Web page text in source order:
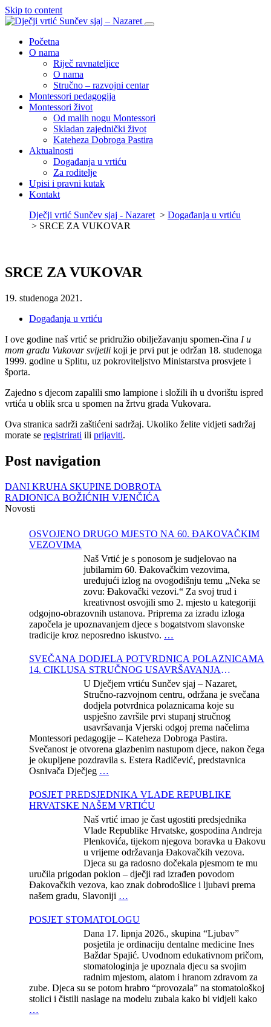
Skip to content
Početna
O nama
Riječ ravnateljice
O nama
Stručno – razvojni centar
Montessori pedagogija
Montessori život
Od malih nogu Montessori
Skladan zajednički život
Kateheza Dobroga Pastira
Aktualnosti
Događanja u vrtiću
Za roditelje
Upisi i pravni kutak
Kontakt
Dječji vrtić Sunčev sjaj - Nazaret > Događanja u vrtiću
> SRCE ZA VUKOVAR
SRCE ZA VUKOVAR
19. studenoga 2021.
Događanja u vrtiću
I ove godine naš vrtić se pridružio obilježavanju spomen-čina I u
mom gradu Vukovar svijetli koji je prvi put je održan 18. studenoga
1999. godine u Splitu, uz pokroviteljstvo Ministarstva prosvjete i
športa.
Zajedno s djecom zapalili smo lampione i složili ih u dvorištu ispred
vrtića u oblik srca u spomen na žrtvu grada Vukovara.
Ova stranica sadrži zaštićeni sadržaj. Ukoliko želite vidjeti sadržaj
morate se registrirati ili prijaviti.
Post navigation
DANI KRUHA SKUPINE DOBROTA
RADIONICA BOŽIĆNIH VJENČIĆA
Novosti
OSVOJENO DRUGO MJESTO NA 60. ĐAKOVAČKIM
VEZOVIMA
Naš Vrtić je s ponosom je sudjelovao na
jubilarnim 60. Đakovačkim vezovima,
uređujući izlog na ovogodišnju temu „Neka se
zovu: Đakovački vezovi.“ Za svoj trud i
kreativnost osvojili smo 2. mjesto u kategoriji
odgojno-obrazovnih ustanova. Priprema za izradu izloga
započela je upoznavanjem djece s bogatstvom slavonske
tradicije kroz neposredno iskustvo. …
SVEČANA DODJELA POTVRDNICA POLAZNICAMA
14. CIKLUSA STRUČNOG USAVRŠAVANJA
KATEHEZE DOBROGA PASTIRA
U Dječjem vrtiću Sunčev sjaj – Nazaret,
Stručno-razvojnom centru, održana je svečana
dodjela potvrdnica polaznicama koje su
uspješno završile prvi stupanj stručnog
usavršavanja Vjerski odgoj prema načelima
Montessori pedagogije – Kateheza Dobroga Pastira.
Svečanost je otvorena glazbenim nastupom djece, nakon čega
je okupljene pozdravila s. Estera Radičević, predstavnica
Osnivača Dječjeg …
POSJET PREDSJEDNIKA VLADE REPUBLIKE
HRVATSKE NAŠEM VRTIĆU
Naš vrtić imao je čast ugostiti predsjednika
Vlade Republike Hrvatske, gospodina Andreja
Plenkovića, tijekom njegova boravka u Đakovu
u vrijeme održavanja Đakovačkih vezova.
Djeca su ga radosno dočekala pjesmom te mu
uručila prigodan poklon – dječji rad izrađen povodom
Đakovačkih vezova, kao znak dobrodošlice i ljubavi prema
našem gradu, Slavoniji …
POSJET STOMATOLOGU
Dana 17. lipnja 2026., skupina “Ljubav”
posjetila je ordinaciju dentalne medicine Ines
Baždar Spajić. Uvodnom edukativnom pričom,
stomatologinja je upoznala djecu sa svojim
radnim mjestom, alatom i hranom zdravom za
zube. Djeca su se potom hrabro “provozala” na stomatološkoj
stolici i čistili naslage na modelu zubala kako bi vidjeli kako
…